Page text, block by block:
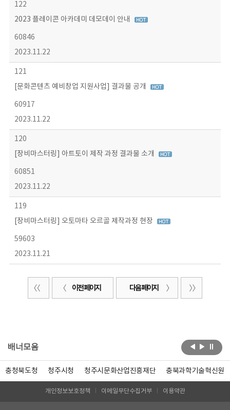
122
2023 플레이콘 아카데미 데모데이 안내
60846
2023.11.22
121
[문화콘텐츠 예비창업 지원사업] 결과물 공개
60917
2023.11.22
120
[장비마스터링] 아트토이 제작 과정 결과물 소개
60851
2023.11.22
119
[장비마스터링] 오토마타 오르골 제작과정 현장
59603
2023.11.21
이전 페이지 다음 페이지
배너모음
충청북도청 청주시청 청주시문화산업진흥재단 충북과학기술혁신원
개인정보보호정책 이메일무단수집거부 이용약관